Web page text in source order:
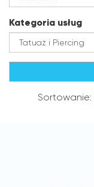
Kategoria usług
Sortowanie: